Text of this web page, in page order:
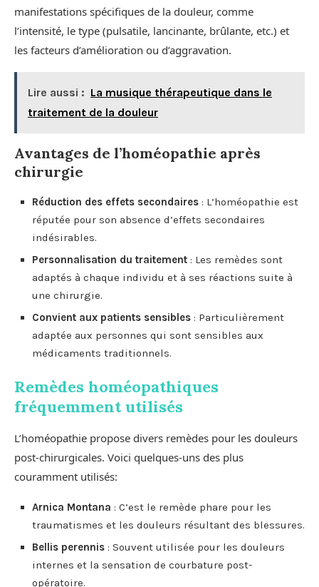
manifestations spécifiques de la douleur, comme
l’intensité, le type (pulsatile, lancinante, brûlante, etc.) et
les facteurs d’amélioration ou d’aggravation.
Lire aussi : La musique thérapeutique dans le
traitement de la douleur
Avantages de l’homéopathie après
chirurgie
Réduction des effets secondaires : L’homéopathie est
réputée pour son absence d’effets secondaires
indésirables.
Personnalisation du traitement : Les remèdes sont
adaptés à chaque individu et à ses réactions suite à
une chirurgie.
Convient aux patients sensibles : Particulièrement
adaptée aux personnes qui sont sensibles aux
médicaments traditionnels.
Remèdes homéopathiques
fréquemment utilisés
L’homéopathie propose divers remèdes pour les douleurs
post-chirurgicales. Voici quelques-uns des plus
couramment utilisés:
Arnica Montana : C’est le remède phare pour les
traumatismes et les douleurs résultant des blessures.
Bellis perennis : Souvent utilisée pour les douleurs
internes et la sensation de courbature post-
opératoire.